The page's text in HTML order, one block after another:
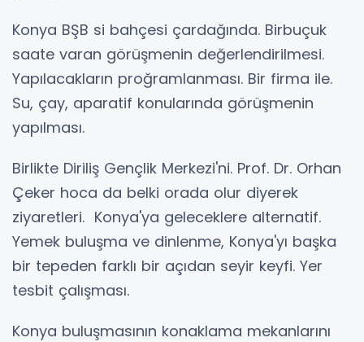
Konya BŞB si bahçesi çardağında. Birbuçuk
saate varan görüşmenin değerlendirilmesi.
Yapılacakların proğramlanması. Bir firma ile.
Su, çay, aparatif konularında görüşmenin
yapılması.
Birlikte Diriliş Gençlik Merkezi'ni. Prof. Dr. Orhan
Çeker hoca da belki orada olur diyerek
ziyaretleri. Konya'ya geleceklere alternatif.
Yemek buluşma ve dinlenme, Konya'yı başka
bir tepeden farklı bir açıdan seyir keyfi. Yer
tesbit çalışması.
Konya buluşmasının konaklama mekanlarını